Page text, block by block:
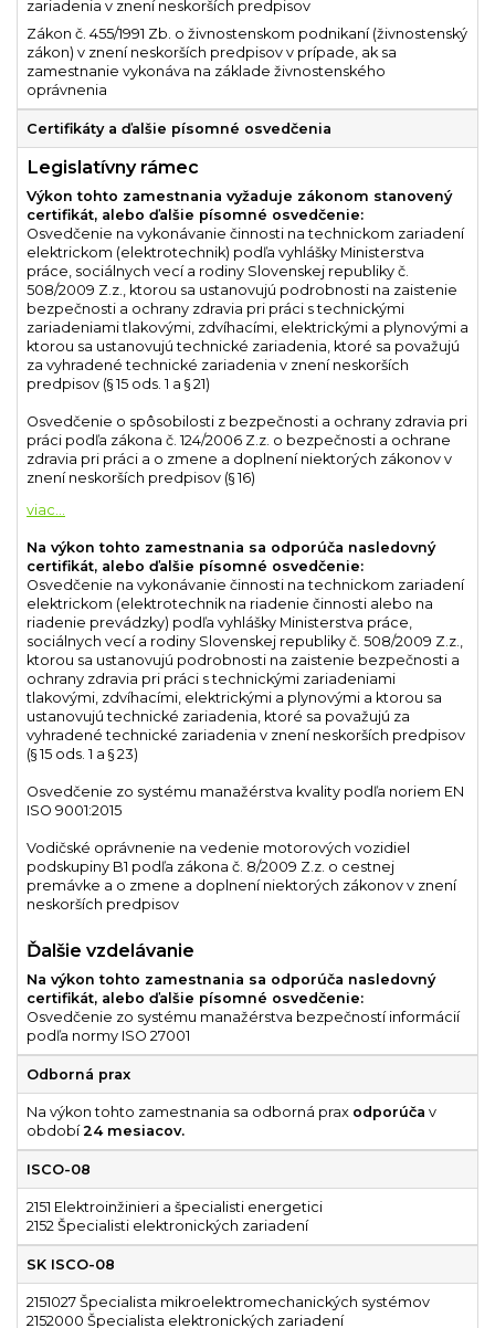
zariadenia v znení neskorších predpisov
Zákon č. 455/1991 Zb. o živnostenskom podnikaní (živnostenský
zákon) v znení neskorších predpisov v prípade, ak sa
zamestnanie vykonáva na základe živnostenského
oprávnenia
Certifikáty a ďalšie písomné osvedčenia
Legislatívny rámec
Výkon tohto zamestnania vyžaduje zákonom stanovený
certifikát, alebo ďalšie písomné osvedčenie:
Osvedčenie na vykonávanie činnosti na technickom zariadení
elektrickom (elektrotechnik) podľa vyhlášky Ministerstva
práce, sociálnych vecí a rodiny Slovenskej republiky č.
508/2009 Z.z., ktorou sa ustanovujú podrobnosti na zaistenie
bezpečnosti a ochrany zdravia pri práci s technickými
zariadeniami tlakovými, zdvíhacími, elektrickými a plynovými a
ktorou sa ustanovujú technické zariadenia, ktoré sa považujú
za vyhradené technické zariadenia v znení neskorších
predpisov (§ 15 ods. 1 a § 21)
Osvedčenie o spôsobilosti z bezpečnosti a ochrany zdravia pri
práci podľa zákona č. 124/2006 Z.z. o bezpečnosti a ochrane
zdravia pri práci a o zmene a doplnení niektorých zákonov v
znení neskorších predpisov (§ 16)
...
Na výkon tohto zamestnania sa odporúča nasledovný
certifikát, alebo ďalšie písomné osvedčenie:
Osvedčenie na vykonávanie činnosti na technickom zariadení
elektrickom (elektrotechnik na riadenie činnosti alebo na
riadenie prevádzky) podľa vyhlášky Ministerstva práce,
sociálnych vecí a rodiny Slovenskej republiky č. 508/2009 Z.z.,
ktorou sa ustanovujú podrobnosti na zaistenie bezpečnosti a
ochrany zdravia pri práci s technickými zariadeniami
tlakovými, zdvíhacími, elektrickými a plynovými a ktorou sa
ustanovujú technické zariadenia, ktoré sa považujú za
vyhradené technické zariadenia v znení neskorších predpisov
(§ 15 ods. 1 a § 23)
Osvedčenie zo systému manažérstva kvality podľa noriem EN
ISO 9001:2015
Vodičské oprávnenie na vedenie motorových vozidiel
podskupiny B1 podľa zákona č. 8/2009 Z.z. o cestnej
premávke a o zmene a doplnení niektorých zákonov v znení
neskorších predpisov
Ďalšie vzdelávanie
Na výkon tohto zamestnania sa odporúča nasledovný
certifikát, alebo ďalšie písomné osvedčenie:
Osvedčenie zo systému manažérstva bezpečností informácií
podľa normy ISO 27001
Odborná prax
Na výkon tohto zamestnania sa odborná prax odporúča v
období24 mesiacov.
ISCO-08
2151 Elektroinžinieri a špecialisti energetici
2152 Špecialisti elektronických zariadení
SK ISCO-08
2151027 Špecialista mikroelektromechanických systémov
2152000 Špecialista elektronických zariadení